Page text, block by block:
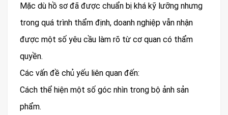
Mặc dù hồ sơ đã được chuẩn bị khá kỹ lưỡng nhưng
trong quá trình thẩm định, doanh nghiệp vẫn nhận
được một số yêu cầu làm rõ từ cơ quan có thẩm
quyền.
Các vấn đề chủ yếu liên quan đến:
Cách thể hiện một số góc nhìn trong bộ ảnh sản
phẩm.